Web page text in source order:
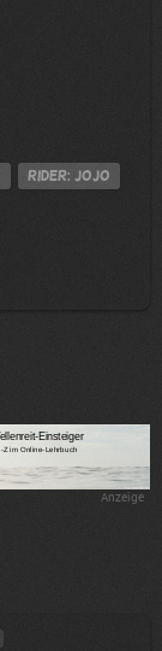
Rider: Jojo
Anzeige